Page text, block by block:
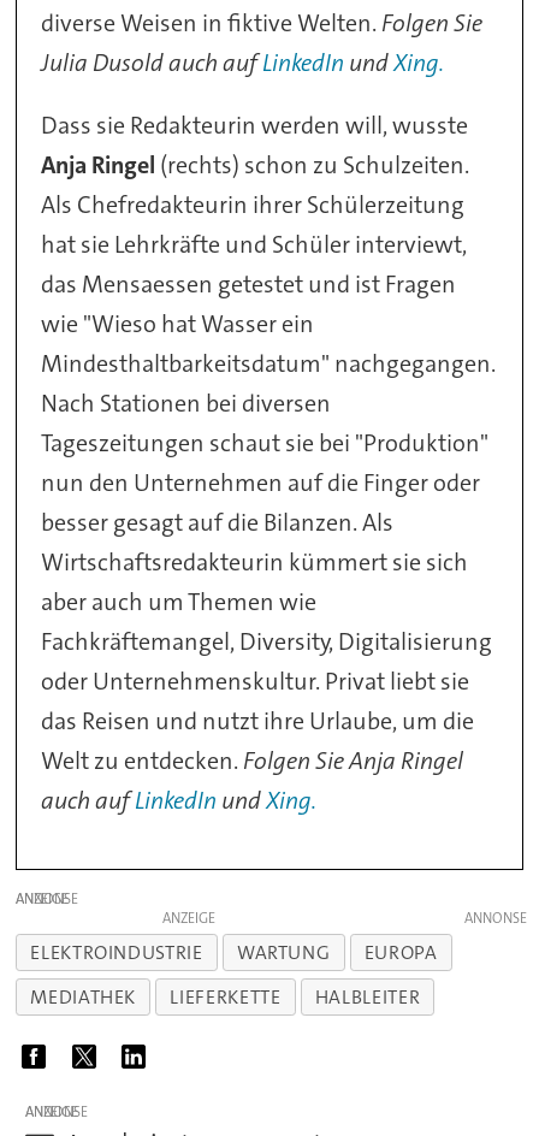
diverse Weisen in fiktive Welten. Folgen Sie
Julia Dusold auch aufLinkedIn undXing.
Dass sie Redakteurin werden will, wusste
Anja Ringel (rechts) schon zu Schulzeiten.
Als Chefredakteurin ihrer Schülerzeitung
hat sie Lehrkräfte und Schüler interviewt,
das Mensaessen getestet und ist Fragen
wie "Wieso hat Wasser ein
Mindesthaltbarkeitsdatum" nachgegangen.
Nach Stationen bei diversen
Tageszeitungen schaut sie bei "Produktion"
nun den Unternehmen auf die Finger oder
besser gesagt auf die Bilanzen. Als
Wirtschaftsredakteurin kümmert sie sich
aber auch um Themen wie
Fachkräftemangel, Diversity, Digitalisierung
oder Unternehmenskultur. Privat liebt sie
das Reisen und nutzt ihre Urlaube, um die
Welt zu entdecken. Folgen Sie Anja Ringel
auch aufLinkedIn undXing.
ANZEIGE
ANZEIGE
ELEKTROINDUSTRIE WARTUNG
EUROPA
MEDIATHEK
LIEFERKETTE HALBLEITER
ANZEIGE